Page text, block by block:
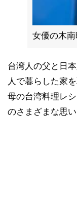
女優の木
台湾人の父と日
人で暮らした家
母の台湾料理レ
のさまざまな思